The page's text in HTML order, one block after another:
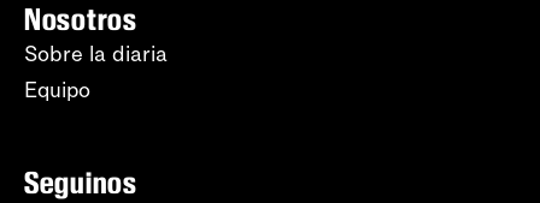
Nosotros
Sobre la diaria
Equipo
Seguinos